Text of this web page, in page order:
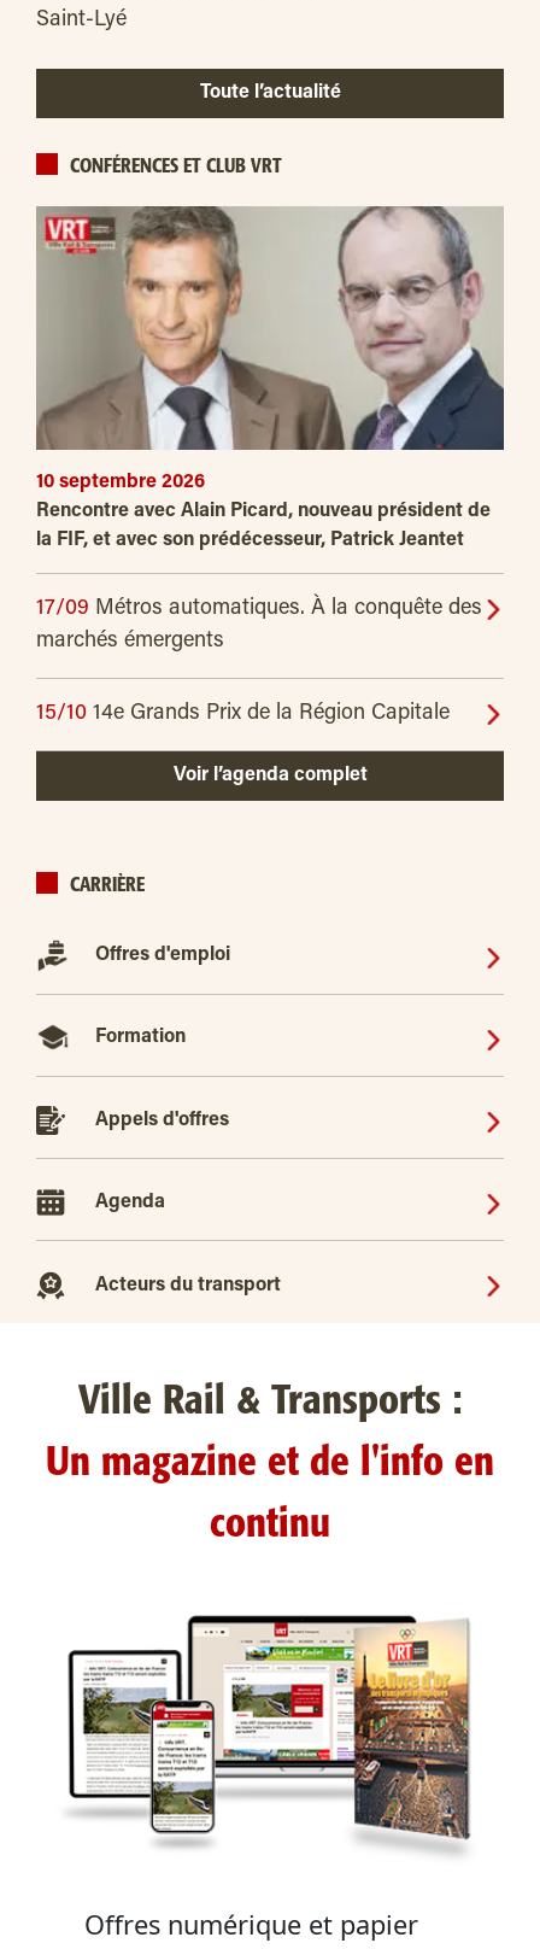
Saint-Lyé
Toute l’actualité
CONFÉRENCES ET CLUB VRT
10 septembre 2026
Rencontre avec Alain Picard, nouveau président de
la FIF, et avec son prédécesseur, Patrick Jeantet
17/09 Métros automatiques. À la conquête des
marchés émergents
15/10 14e Grands Prix de la Région Capitale
Voir l’agenda complet
CARRIÈRE
Offres d'emploi
Formation
Appels d'offres
Agenda
Acteurs du transport
Ville Rail & Transports :
Un magazine et de l'info en
continu
Offres numérique et papier